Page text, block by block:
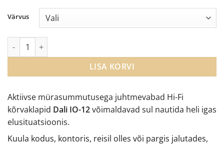
oli:
€999.00.€939.00.
Aktiivse mürasummutusega juhtmevabad Hi-Fi
kõrvaklapid Dali IO-12võimaldavad sul nautida heli igas
elusituatsioonis.
Kuula kodus, kontoris, reisil olles või pargis jalutades,
Värvus
Dali IO-12 juhtmevabad kõrvaklapid kogus
LISA KORVI